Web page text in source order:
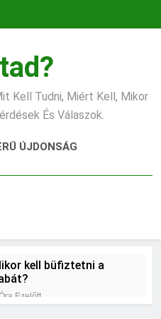
Kell Tudni, Miért Kell, Mikor
És Válaszok.
ÚJDONSÁG
kell büfiztetni a
Ezelőtt